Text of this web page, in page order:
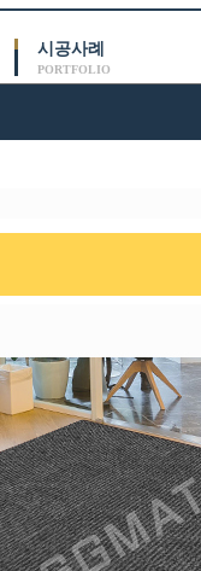
시공사례
PORTFOLIO